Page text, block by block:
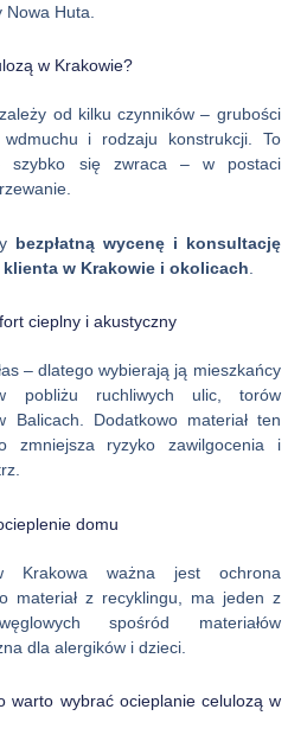
Huta.
w Krakowie?
od kilku czynników – grubości
i rodzaju konstrukcji. To
szybko się zwraca – w postaci
bezpłatną wycenę i konsultację
w Krakowie i okolicach
cieplny i akustyczny
– dlatego wybierają ją mieszkańcy
pobliżu ruchliwych ulic, torów
Balicach. Dodatkowo materiał ten
zmniejsza ryzyko zawilgocenia i
domu
Krakowa ważna jest ochrona
materiał z recyklingu, ma jeden z
spośród materiałów
dla alergików i dzieci.
warto wybrać ocieplanie celulozą w